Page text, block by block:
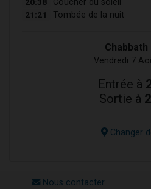
21:21 Tombée de la nuit
Chabbath
Vendredi 7
Entrée à
Sortie à
Changer
Nous contacter